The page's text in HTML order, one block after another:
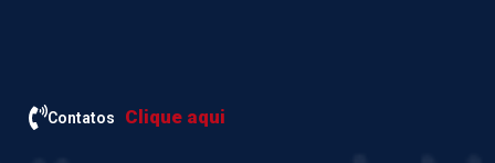
Contatos Clique aqui